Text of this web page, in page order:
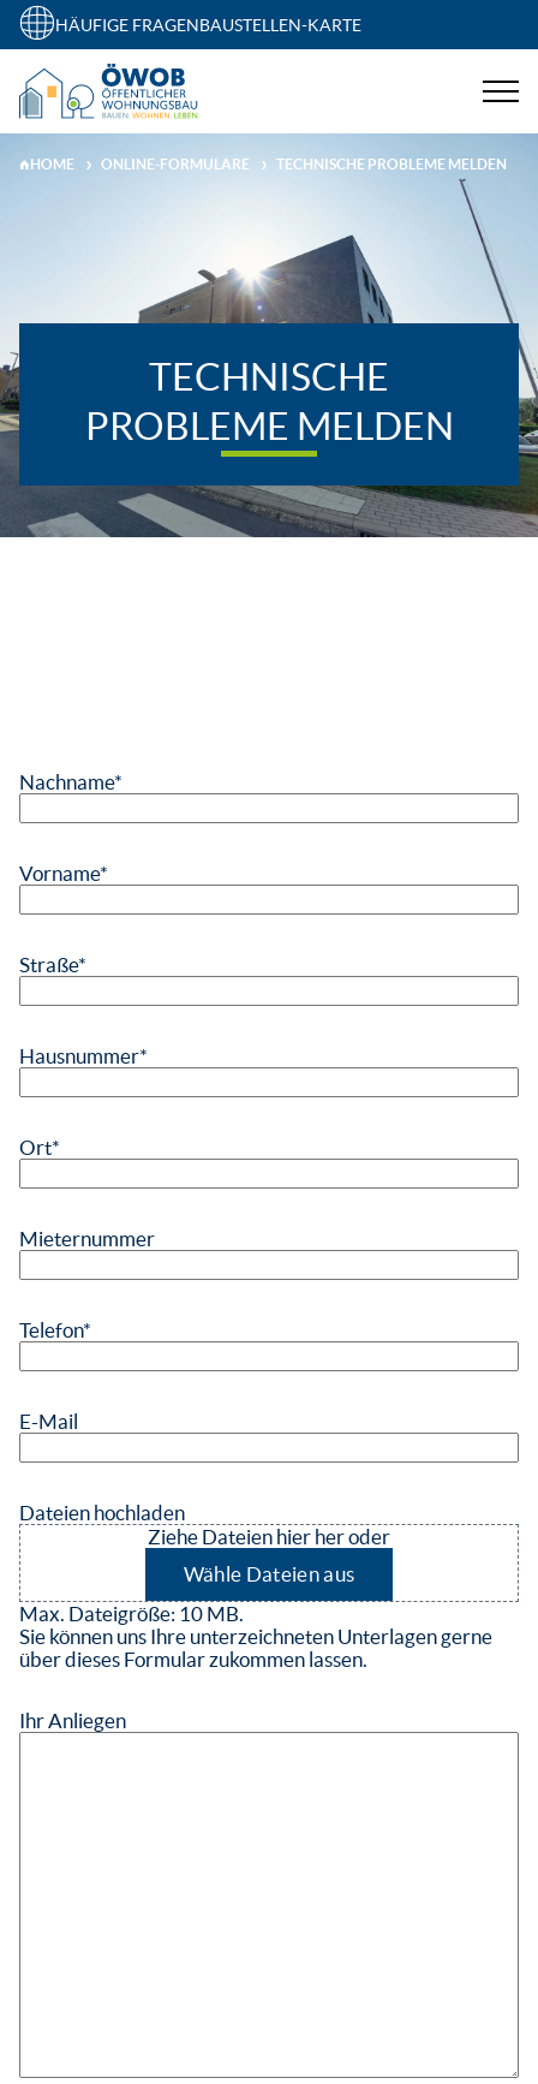
HÄUFIGE FRAGENBAUSTELLEN-KARTE
HOME ONLINE-FORMULARE TECHNISCHE PROBLEME MELDEN
TECHNISCHE
PROBLEME MELDEN
Nachname*
Vorname*
Straße*
Hausnummer*
Ort*
Mieternummer
Telefon*
E-Mail
Dateien hochladen
Ziehe Dateien hier her oder
Wähle Dateien aus
Max. Dateigröße: 10 MB.
Sie können uns Ihre unterzeichneten Unterlagen gerne
über dieses Formular zukommen lassen.
Ihr Anliegen